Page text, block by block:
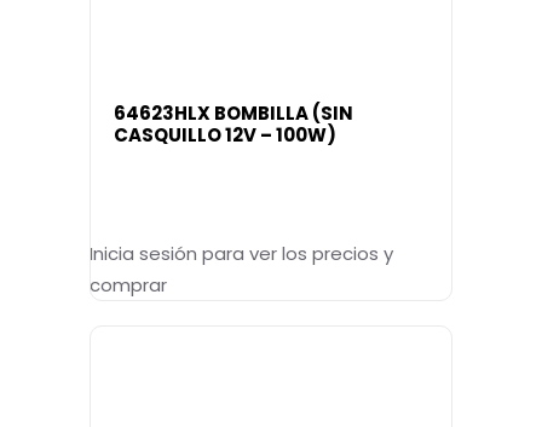
64623HLX BOMBILLA (SIN
CASQUILLO 12V – 100W)
Inicia sesión para ver los precios y
comprar